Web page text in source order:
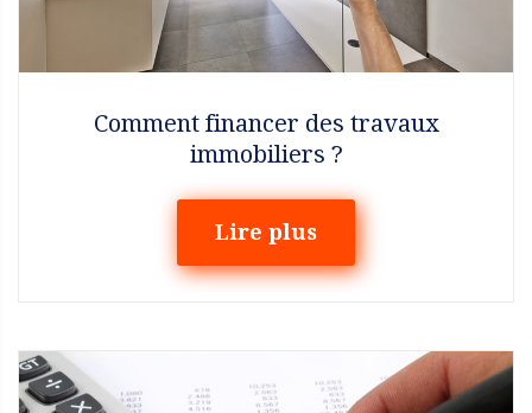
Comment financer des travaux
immobiliers ?
Lire plus